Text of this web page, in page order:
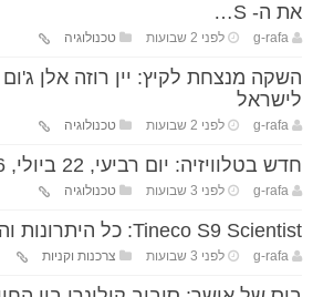
את ה- S…
g-rafa לפני 2 שבועות טכנולוגיה
השקה מנצחת לקיץ: יין רוזה אלן
לישראל
g-rafa לפני 2 שבועות טכנולוגיה
חדש בטלוויזיה: יום רביעי, 22 ביולי, 2026
g-rafa לפני 3 שבועות טכנולוגיה
Tineco S9 Scientist: כל היתרונות והחסרונות
g-rafa לפני 3 שבועות צרכנות וקניות